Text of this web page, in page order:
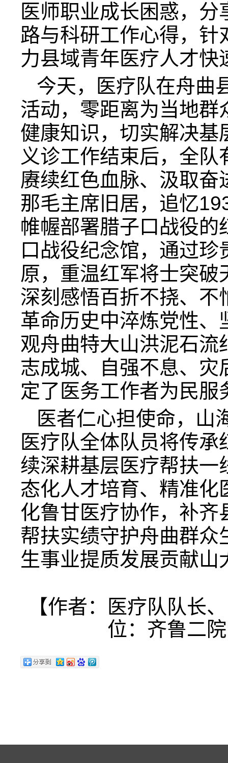
医师职业成长困惑，
路与科研工作心得，
力县域青年医疗人才快
今天，医疗队在舟曲
活动，零距离为当地群
健康知识，切实解决基
义诊工作结束后，全
赓续红色血脉、汲取
那毛主席旧居，追忆
帷幄部署腊子口战役
口战役纪念馆，通过
原，重温红军将士突
深刻感悟百折不挠、不
革命历史中淬炼党性
观舟曲特大山洪泥石
志成城、自强不息、
定了医务工作者为民
医者仁心担使命，山
医疗队全体队员将传
续深耕基层医疗帮扶一
态化人才培育、精准
化鲁甘医疗协作，补
帮扶实绩守护舟曲群
生事业提质发展贡献山
【作者：医疗队队长
位：齐鲁二